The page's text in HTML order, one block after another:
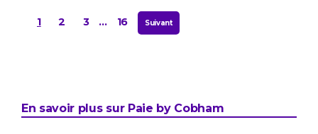
1 2 3 … 16 Suivant
En savoir plus sur Paie by Cobham